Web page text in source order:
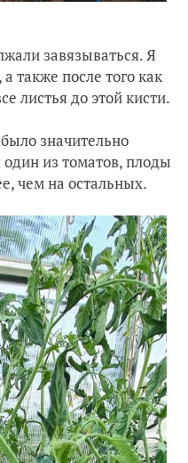
завязываться. Я
также после того как
листья до этой кисти.
значительно
из томатов, плоды
чем на остальных.